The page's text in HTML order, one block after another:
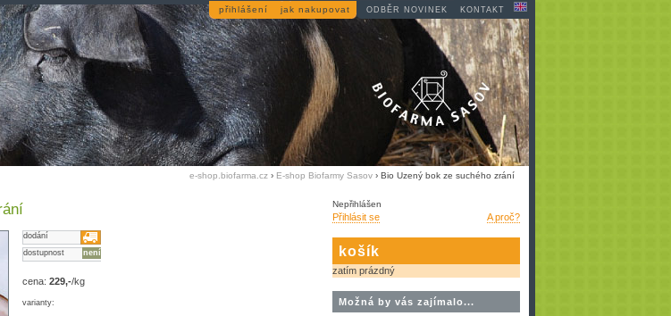
KONTAKT
ODBĚR NOVINEK
jak nakupovat
přihlášení
e-shop.biofarma.cz › E-shop Biofarmy Sasov › Bio Uzený bok ze suchého zrání
Nepřihlášen
A proč?
Přihlásit se
košík
zatím prázdný
Možná by vás zajímalo...
dodání
není
dostupnost
cena: 229,-/kg
varianty: